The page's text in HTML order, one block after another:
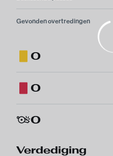
Gevonden overtredingen
0
0
0
Verdediging